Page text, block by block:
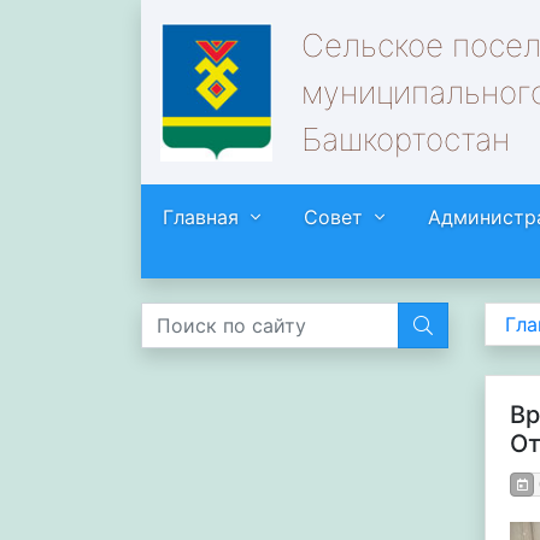
Сельское
Башкортостан
Главная Совет